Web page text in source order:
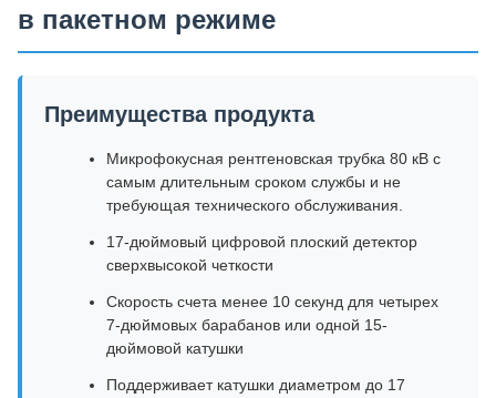
в пакетном режиме
Преимущества продукта
Микрофокусная рентгеновская трубка 80 кВ с
самым длительным сроком службы и не
требующая технического обслуживания.
17-дюймовый цифровой плоский детектор
сверхвысокой четкости
Скорость счета менее 10 секунд для четырех
7-дюймовых барабанов или одной 15-
дюймовой катушки
Поддерживает катушки диаметром до 17